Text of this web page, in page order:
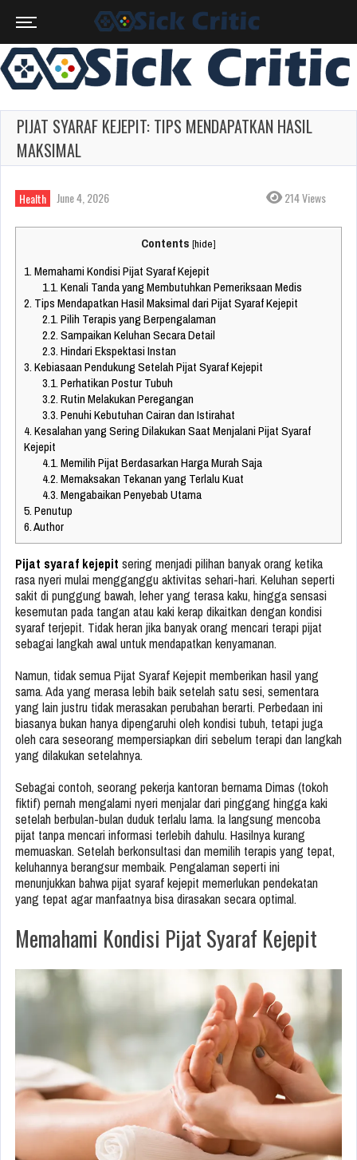
PIJAT SYARAF KEJEPIT: TIPS MENDAPATKAN HASIL
MAKSIMAL
Health June 4, 2026 214 Views
Contents [hide]
1.Memahami Kondisi Pijat Syaraf Kejepit
1.1.Kenali Tanda yang Membutuhkan Pemeriksaan Medis
2. Tips Mendapatkan Hasil Maksimal dari Pijat Syaraf Kejepit
2.1.Pilih Terapis yang Berpengalaman
2.2.Sampaikan Keluhan Secara Detail
2.3.Hindari Ekspektasi Instan
3.Kebiasaan Pendukung Setelah Pijat Syaraf Kejepit
3.1.Perhatikan Postur Tubuh
3.2.Rutin Melakukan Peregangan
3.3.Penuhi Kebutuhan Cairan dan Istirahat
4.Kesalahan yang Sering Dilakukan Saat Menjalani Pijat Syaraf
Kejepit
4.1.Memilih Pijat Berdasarkan Harga Murah Saja
4.2.Memaksakan Tekanan yang Terlalu Kuat
4.3.Mengabaikan Penyebab Utama
5.Penutup
6.Author
Pijat syaraf kejepit sering menjadi pilihan banyak orang ketika
rasa nyeri mulai mengganggu aktivitas sehari-hari. Keluhan seperti
sakit di punggung bawah, leher yang terasa kaku, hingga sensasi
kesemutan pada tangan atau kaki kerap dikaitkan dengan kondisi
syaraf terjepit. Tidak heran jika banyak orang mencari terapi pijat
sebagai langkah awal untuk mendapatkan kenyamanan.
Namun, tidak semua Pijat Syaraf Kejepit memberikan hasil yang
sama. Ada yang merasa lebih baik setelah satu sesi, sementara
yang lain justru tidak merasakan perubahan berarti. Perbedaan ini
biasanya bukan hanya dipengaruhi oleh kondisi tubuh, tetapi juga
oleh cara seseorang mempersiapkan diri sebelum terapi dan langkah
yang dilakukan setelahnya.
Sebagai contoh, seorang pekerja kantoran bernama Dimas (tokoh
fiktif) pernah mengalami nyeri menjalar dari pinggang hingga kaki
setelah berbulan-bulan duduk terlalu lama. Ia langsung mencoba
pijat tanpa mencari informasi terlebih dahulu. Hasilnya kurang
memuaskan. Setelah berkonsultasi dan memilih terapis yang tepat,
keluhannya berangsur membaik. Pengalaman seperti ini
menunjukkan bahwa pijat syaraf kejepit memerlukan pendekatan
yang tepat agar manfaatnya bisa dirasakan secara optimal.
Memahami Kondisi Pijat Syaraf Kejepit